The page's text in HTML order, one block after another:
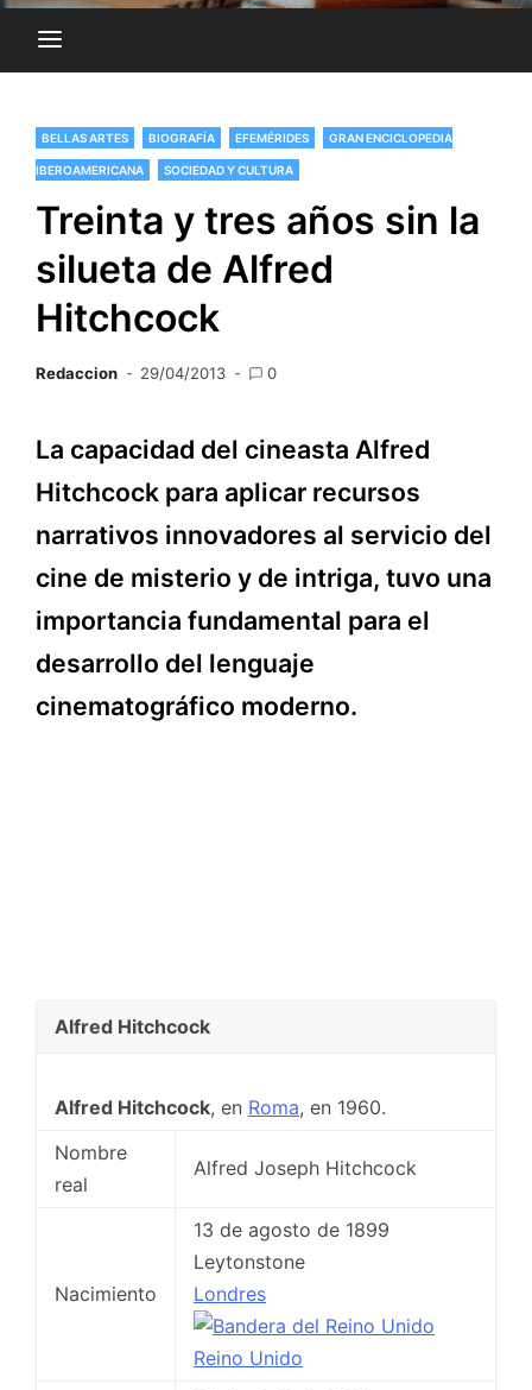
BELLAS ARTES BIOGRAFÍA EFEMÉRIDES GRAN ENCICLOPEDIA
IBEROAMERICANA SOCIEDAD Y CULTURA
Treinta y tres años sin la
silueta de Alfred
Hitchcock
Redaccion 29/04/2013 0
La capacidad del cineasta Alfred
Hitchcock para aplicar recursos
narrativos innovadores al servicio del
cine de misterio y de intriga, tuvo una
importancia fundamental para el
desarrollo del lenguaje
cinematográfico moderno.
Alfred Hitchcock
Alfred Hitchcock, en Roma, en 1960.
Nombre
real
Alfred Joseph Hitchcock
Nacimiento
13 de agosto de 1899
Leytonstone
Londres
Reino Unido